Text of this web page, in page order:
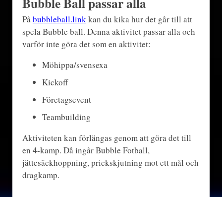
Påbubbleball.linkkan du kika hur det går till att
spela Bubble ball. Denna aktivitet passar alla och
varför inte göra det som en aktivitet:
Möhippa/svensexa
Kickoff
Företagsevent
Teambuilding
Aktiviteten kan förlängas genom att göra det till
en 4-kamp. Då ingår Bubble Fotball,
jättesäckhoppning, prickskjutning mot ett mål och
dragkamp.